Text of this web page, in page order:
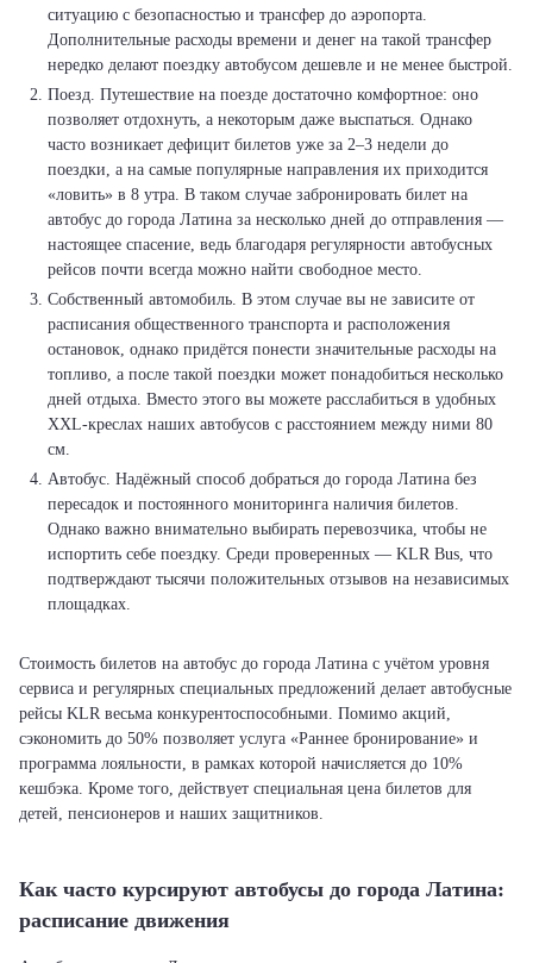
ситуацию с безопасностью и трансфер до аэропорта.
Дополнительные расходы времени и денег на такой трансфер
нередко делают поездку автобусом дешевле и не менее быстрой.
Поезд. Путешествие на поезде достаточно комфортное: оно
позволяет отдохнуть, а некоторым даже выспаться. Однако
часто возникает дефицит билетов уже за 2–3 недели до
поездки, а на самые популярные направления их приходится
«ловить» в 8 утра. В таком случае забронировать билет на
автобус до города Латина за несколько дней до отправления —
настоящее спасение, ведь благодаря регулярности автобусных
рейсов почти всегда можно найти свободное место.
Собственный автомобиль. В этом случае вы не зависите от
расписания общественного транспорта и расположения
остановок, однако придётся понести значительные расходы на
топливо, а после такой поездки может понадобиться несколько
дней отдыха. Вместо этого вы можете расслабиться в удобных
XXL-креслах наших автобусов с расстоянием между ними 80
см.
Автобус. Надёжный способ добраться до города Латина без
пересадок и постоянного мониторинга наличия билетов.
Однако важно внимательно выбирать перевозчика, чтобы не
испортить себе поездку. Среди проверенных — KLR Bus, что
подтверждают тысячи положительных отзывов на независимых
площадках.
Стоимость билетов на автобус до города Латина с учётом уровня
сервиса и регулярных специальных предложений делает автобусные
рейсы KLR весьма конкурентоспособными. Помимо акций,
сэкономить до 50% позволяет услуга «Раннее бронирование» и
программа лояльности, в рамках которой начисляется до 10%
кешбэка. Кроме того, действует специальная цена билетов для
детей, пенсионеров и наших защитников.
Как часто курсируют автобусы до города Латина:
расписание движения